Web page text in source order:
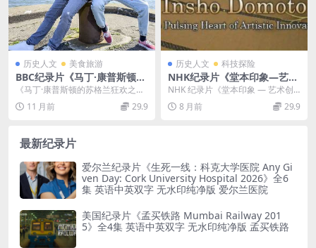
历史人文 美食旅游
BBC纪录片《马丁·康普斯顿的
苏格兰狂欢 Martin Compsto
n’s Scottish Fling 2022》全
6集 英语中英双字 官方纯净版
《马丁·康普斯顿的苏格兰狂欢之
旅：探索现代苏格兰的魅力 Martin
Comps...
11 月前 29.9
历史人文 科技探险
NHK纪录片《堂本印象—艺术
创新的脉动心灵 Core Kyoto
2017 Insho Domoto 2017》
英语无字 720P/MP4/456MB
NHK 纪录片《堂本印象 — 艺术创
新的脉动心灵 Core Kyoto 2017...
8 月前 29.9
最新纪录片
爱尔兰纪录片《生死一线：科克大学医院 Any Gi
ven Day: Cork University Hospital 2026》全6
集 英语中英双字 无水印纯净版 爱尔兰医院
美国纪录片《孟买铁路 Mumbai Railway 201
5》全4集 英语中英双字 无水印纯净版 孟买铁路